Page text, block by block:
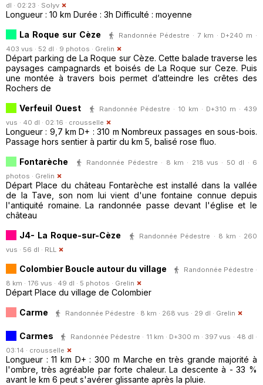
dl · 02:23 · Solyv
Longueur : 10 km Durée : 3h Difficulté : moyenne
La Roque sur Cèze
Randonnée Pédestre · 7 km · D+240 m ·
403 vus · 52 dl · 9 photos · Grelin
Départ parking de La Roque sur Cèze. Cette balade traverse les
paysages campagnards et boisés de La Roque sur Ceze. Puis
une montée à travers bois permet d’atteindre les crêtes des
Rochers de
Verfeuil Ouest
Randonnée Pédestre · 10 km · D+310 m · 439
vus · 40 dl · 02:16 · crousselle
Longueur : 9,7 km D+ : 310 m Nombreux passages en sous-bois.
Passage hors sentier à partir du km 5, balisé rose fluo.
Fontarèche
Randonnée Pédestre · 8 km · 218 vus · 50 dl · 6
photos · Grelin
Départ Place du château Fontarèche est installé dans la vallée
de la Tave, son nom lui vient d'une fontaine connue depuis
l'antiquité romaine. La randonnée passe devant l'église et le
château
J4- La Roque-sur-Cèze
Randonnée Pédestre · 8 km · 260
vus · 56 dl · RLL
Colombier Boucle autour du village
Randonnée Pédestre ·
8 km · 176 vus · 49 dl · 5 photos · Grelin
Départ Place du village de Colombier
Carme
Randonnée Pédestre · 8 km · 268 vus · 29 dl · Grelin
Carmes
Randonnée Pédestre · 11 km · D+300 m · 397 vus · 48 dl ·
03:14 · crousselle
Longueur : 11 km D+ : 300 m Marche en très grande majorité à
l'ombre, très agréable par forte chaleur. La descente à - 33 %
avant le km 6 peut s'avérer glissante après la pluie.